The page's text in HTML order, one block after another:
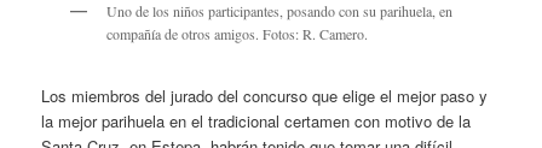
Uno de los niños participantes, posando con su parihuela, en
compañía de otros amigos. Fotos: R. Camero.
Los miembros del jurado del concurso que elige el mejor paso y
la mejor parihuela en el tradicional certamen con motivo de la